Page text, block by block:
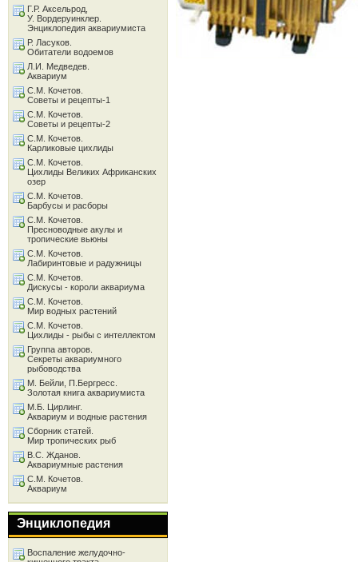
Г.Р. Аксельрод,
У. Вордеруинклер.
Энциклопедия аквариумиста
Р. Ласуков.
Обитатели водоемов
Л.И. Медведев.
Аквариум
С.М. Кочетов.
Советы и рецепты-1
С.М. Кочетов.
Советы и рецепты-2
С.М. Кочетов.
Карликовые цихлиды
С.М. Кочетов.
Цихлиды Великих Африканских
озер
С.М. Кочетов.
Барбусы и расборы
С.М. Кочетов.
Пресноводные акулы и
тропические вьюны
С.М. Кочетов.
Лабиринтовые и радужницы
С.М. Кочетов.
Дискусы - короли аквариума
С.М. Кочетов.
Мир водных растений
С.М. Кочетов.
Цихлиды - рыбы с интеллектом
Группа авторов.
Секреты аквариумного
рыбоводства
М. Бейли, П.Бергресс.
Золотая книга аквариумиста
М.Б. Цирлинг.
Аквариум и водные растения
Сборник статей.
Мир тропических рыб
В.С. Жданов.
Аквариумные растения
С.М. Кочетов.
Аквариум
Энциклопедия
Воспаление желудочно-